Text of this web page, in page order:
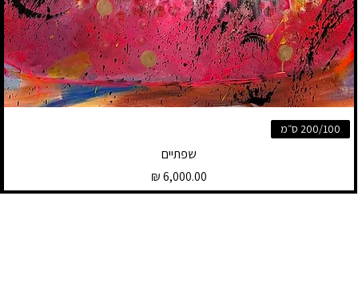
200/100 ס״מ
שפתיים
מחיר